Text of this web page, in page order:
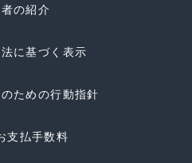
の紹介
に基づく表示
ための行動指針
支払手数料